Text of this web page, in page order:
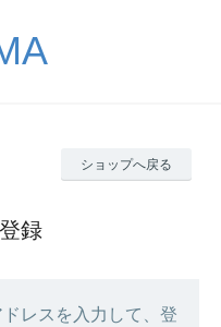
ショップへ戻る
録
レスを入力して、登